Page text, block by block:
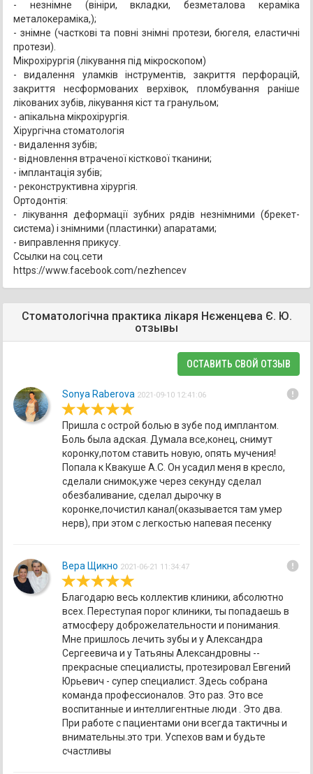
- незнімне (вініри, вкладки, безметалова кераміка
металокераміка,);
- знімне (часткові та повні знімні протези, бюгеля, еластичні
протези).
Мікрохірургія (лікування під мікроскопом)
- видалення уламків інструментів, закриття перфорацій,
закриття несформованих верхівок, пломбування раніше
лікованих зубів, лікування кіст та гранульом;
- апікальна мікрохірургія.
Хірургічна стоматологія
- видалення зубів;
- відновлення втраченої кісткової тканини;
- імплантація зубів;
- реконструктивна хірургія.
Ортодонтія:
- лікування деформації зубних рядів незнімними (брекет-
система) і знімними (пластинки) апаратами;
- виправлення прикусу.
Ссылки на соц.сети
https://www.facebook.com/nezhencev
Стоматологічна практика лікаря Нєженцева Є. Ю.
отзывы
ОСТАВИТЬ СВОЙ ОТЗЫВ
Sonya Raberova 2021-09-10 12:41:06 error
Пришла с острой болью в зубе под имплантом.
Боль была адская. Думала все,конец, снимут
коронку,потом ставить новую, опять мучения!
Попала к Квакуше А.С. Он усадил меня в кресло,
сделали снимок,уже через секунду сделал
обезбаливание, сделал дырочку в
коронке,почистил канал(оказывается там умер
нерв), при этом с легкостью напевая песенку
Вера Щикно 2021-06-21 11:34:47 error
Благодарю весь коллектив клиники, абсолютно
всех. Переступая порог клиники, ты попадаешь в
атмосферу доброжелательности и понимания.
Мне пришлось лечить зубы и у Александра
Сергеевича и у Татьяны Александровны --
прекрасные специалисты, протезировал Евгений
Юрьевич - супер специалист. Здесь собрана
команда профессионалов. Это раз. Это все
воспитанные и интеллигентные люди . Это два.
При работе с пациентами они всегда тактичны и
внимательны.это три. Успехов вам и будьте
счастливы